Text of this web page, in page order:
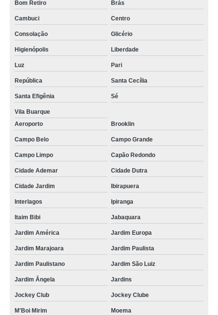
Bom Retiro Brás
Cambuci Centro
Consolação Glicério
Higienópolis Liberdade
Luz Pari
República Santa Cecília
Santa Efigênia Sé
Vila Buarque
Aeroporto
Brooklin
Campo Belo Campo Grande
Campo Limpo Capão Redondo
Cidade Ademar Cidade Dutra
Cidade Jardim Ibirapuera
Interlagos Ipiranga
Itaim Bibi Jabaquara
Jardim América Jardim Europa
Jardim Marajoara Jardim Paulista
Jardim Paulistano Jardim São Luiz
Jardim Ângela Jardins
Jockey Club Jockey Clube
M'Boi Mirim Moema